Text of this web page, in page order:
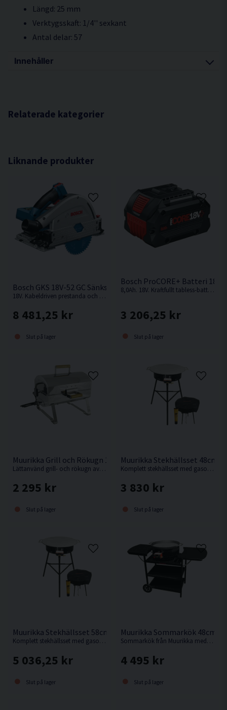
Längd: 25 mm
Verktygsskaft: 1/4'' sexkant
Antal delar: 57
Innehåller
Phillips: 1, 2 (x4), 3
Sexkant: 3 (x2), 4 (x2), 5 (x2), 6
Spår: 4.5, 5.5, 6.5
Fyrkant: 1, 2
8st borrar
Relaterade kategorier
Liknande produkter
Bosch GKS 18V-52 GC Sänksåg 140mm 18V
18V. Kabeldriven prestanda och överlägsen kompakthet i 18 V-klassen från Bosch
8 481,25 kr
Slut på lager
Bosch ProCORE+ Batteri 18V
8,0Ah. 18V. Kraftfullt tabless-batteri: mer drifttid och maximal effekt för BITURBO-verktyg
3 206,25 kr
Slut på lager
Muurikka Grill och Rökugn 1200W
Lättanvänd grill- och rökugn av rostfritt stål från Muurikka
2 295 kr
Slut på lager
Muurikka Stekhällsset 48cm
Komplett stekhällsset med gasolbrännare D350 Pro.
3 830 kr
Slut på lager
Muurikka Stekhällsset 58cm Pro
Komplett stekhällsset med gasolbrännare D400 Pro.
5 036,25 kr
Slut på lager
Muurikka Sommarkök 48cm
Sommarkök från Muurikka med avlastningbord & hjul.
4 495 kr
Slut på lager